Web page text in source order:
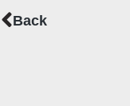
Prev
Back